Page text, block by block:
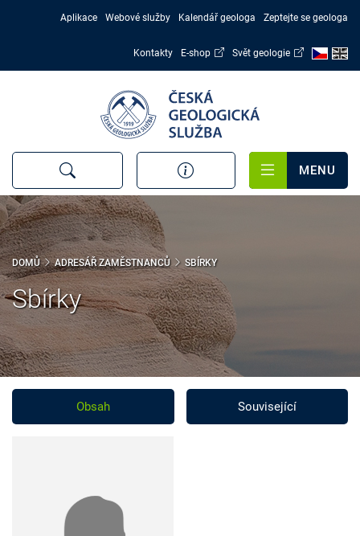
Aplikace Webové služby Kalendář geologa Zeptejte se geologa
Kontakty E-shop Svět geologie
MENU
DOMŮ ADRESÁŘ ZAMĚSTNANCŮ SBÍRKY
Sbírky
Obsah Související